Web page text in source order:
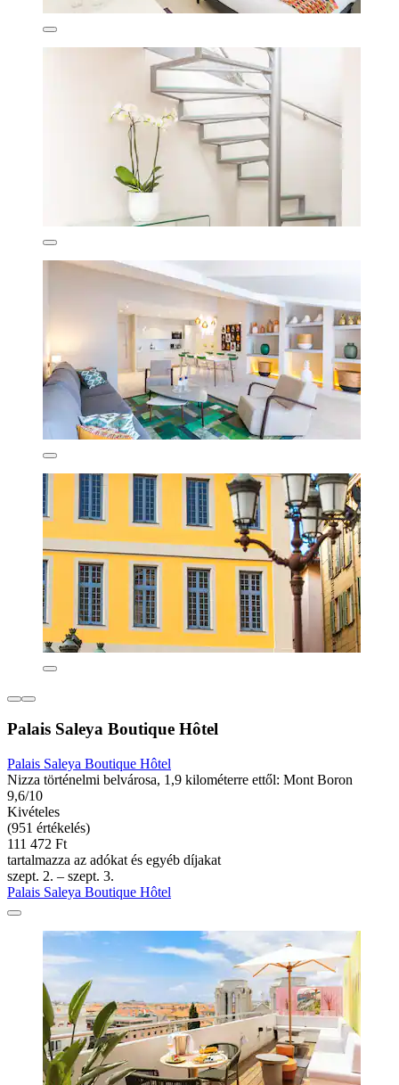
Palais Saleya Boutique Hôtel
Palais Saleya Boutique Hôtel
Nizza történelmi belvárosa, 1,9 kilométerre ettől: Mont Boron
9,6/10
Kivételes
(951 értékelés)
111 472 Ft
tartalmazza az adókat és egyéb díjakat
szept. 2. – szept. 3.
Palais Saleya Boutique Hôtel